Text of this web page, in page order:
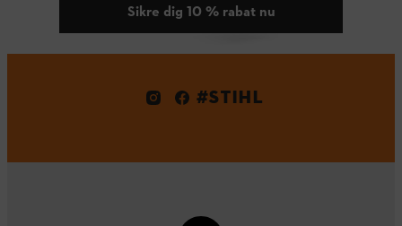
Sikre dig 10 % rabat nu
#STIHL